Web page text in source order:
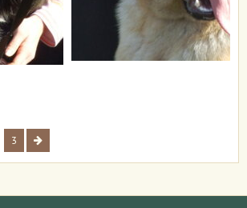
3